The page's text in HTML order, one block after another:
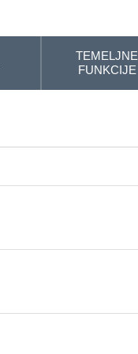
TEMELJNE
FUNKCIJE